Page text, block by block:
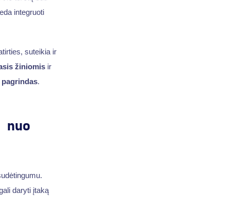
integruoti
suteikia ir
žiniomisir
.
nuo
daryti įtaką